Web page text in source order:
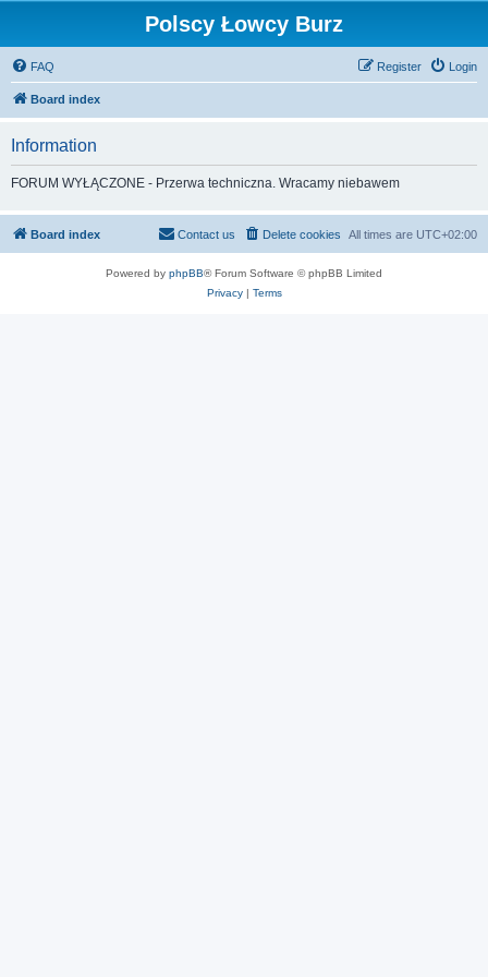
Polscy Łowcy Burz
FAQ Login
Register
Board index
Information
FORUM WYŁĄCZONE - Przerwa techniczna. Wracamy niebawem
Board index All times are UTC+02:00
Delete cookies
Contact us
Powered by phpBB® Forum Software © phpBB Limited
Privacy| Terms